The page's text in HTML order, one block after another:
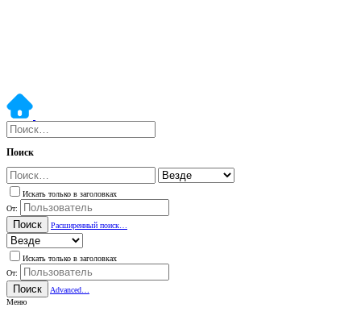
Поиск
Искать только в заголовках
От:
Поиск Расширенный поиск…
Искать только в заголовках
От:
Поиск
Advanced…
Меню